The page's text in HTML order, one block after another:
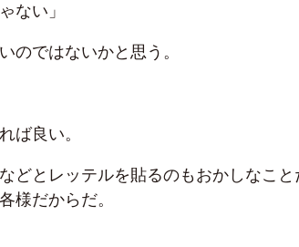
ない」
のではないかと思う。
ば良い。
どとレッテルを貼るのもおかしなこと
様だからだ。